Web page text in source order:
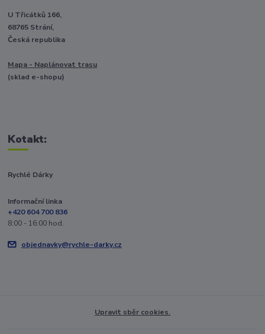
U Třicátků 166,
68765 Strání,
Česká republika
Mapa - Naplánovat trasu
(sklad e-shopu)
Kotakt:
Rychlé Dárky
Informační linka
+420 604 700 836
8:00 - 16:00 hod.
objednavky@rychle-darky.cz
Upravit sběr cookies.